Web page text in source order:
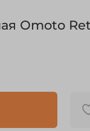
Оmoto